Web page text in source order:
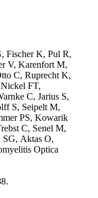
Fischer K, Pul R,
V, Karenfort M,
C, Ruprecht K,
FT,
C, Jarius S,
S, Seipelt M,
PS, Kowarik
C, Senel M,
Aktas O,
Optica